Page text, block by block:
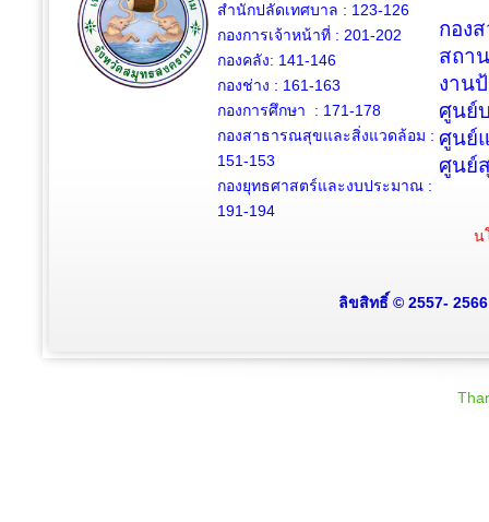
สำนักปลัดเทศบาล : 123-126
กองการเจ้าหน้าที่ : 201-202
กองคลัง: 141-146
กองช่าง : 161-163
กองการศึกษา : 171-178
กองสาธารณสุขและสิ่งแวดล้อม :
151-153
กองยุทธศาสตร์และงบประมาณ :
191-194
กอง
สถา
งาน
ศูนย์
ศูนย์
ศูนย์
น
ลิขสิทธิ์ © 2557-